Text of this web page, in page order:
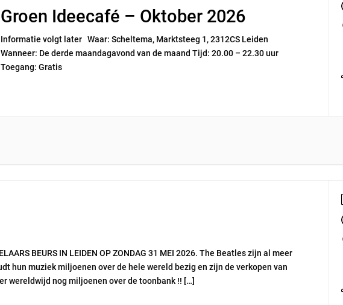
Groen Ideecafé – Oktober 2026
Informatie volgt later Waar: Scheltema, Marktsteeg 1, 2312CS Leiden
Wanneer: De derde maandagavond van de maand Tijd: 20.00 – 22.30 uur
Toegang: Gratis
BEURS IN LEIDEN OP ZONDAG 31 MEI 2026. The Beatles zijn al meer
hun muziek miljoenen over de hele wereld bezig en zijn de verkopen van
wereldwijd nog miljoenen over de toonbank !! […]